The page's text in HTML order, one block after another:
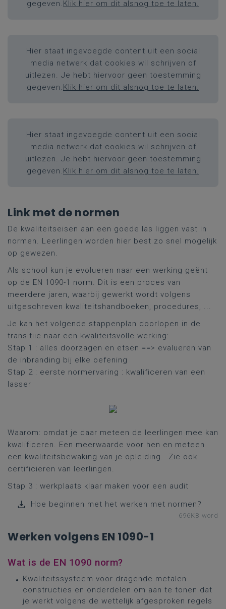
gegeven. Klik hier om dit alsnog toe te laten.
Hier staat ingevoegde content uit een social
media netwerk dat cookies wil schrijven of
uitlezen. Je hebt hiervoor geen toestemming
gegeven. Klik hier om dit alsnog toe te laten.
Hier staat ingevoegde content uit een social
media netwerk dat cookies wil schrijven of
uitlezen. Je hebt hiervoor geen toestemming
gegeven. Klik hier om dit alsnog toe te laten.
Link met de normen
De kwaliteitseisen aan een goede las liggen vast in
normen. Leerlingen worden hier best zo snel mogelijk
op gewezen.
Als school kun je evolueren naar een werking geënt
op de EN 1090-1 norm. Dit is een proces van
meerdere jaren, waarbij gewerkt wordt volgens
uitgeschreven kwaliteitshandboeken, procedures, ...
Je kan het volgende stappenplan doorlopen in de
transitiie naar een kwaliteitsvolle werking:
Stap 1 : alles doorzagen en etsen ==> evalueren van
de inbranding bij elke oefening
Stap 2 : eerste normervaring : kwalificeren van een
lasser
Waarom: omdat je daar meteen de leerlingen mee kan
kwalificeren. Een meerwaarde voor hen en meteen
een kwaliteitsbewaking van je opleiding. Zie ook
certificieren van leerlingen.
Stap 3 : werkplaats klaar maken voor een audit
Hoe beginnen met het werken met normen?
696KB word
Werken volgens EN 1090-1
Wat is de EN 1090 norm?
Kwaliteitssysteem voor dragende metalen
constructies en onderdelen om aan te tonen dat
je werkt volgens de wettelijk afgesproken regels